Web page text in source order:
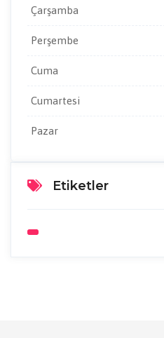
Çarşamba
Perşembe
Cuma
Cumartesi
Pazar
Etiketler